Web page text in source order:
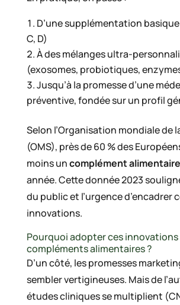
D’une supplémentation
C, D)
À des mélanges ultra-
(exosomes, probiotiques,
Jusqu’à la promesse d’une
préventive, fondée sur un profil
Selon l’Organisation mondiale de
(OMS), près de 60 % des
moins uncomplément alimentaire
année. Cette donnée 2023
du public et l’urgence d’encadrer
innovations.
Pourquoi adopter ces innovations
compléments alimentaires ?
D’un côté, les promesses
sembler vertigineuses. Mais de
études cliniques se multiplient